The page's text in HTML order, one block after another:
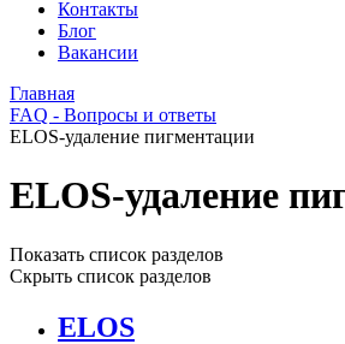
Контакты
Блог
Вакансии
Главная
FAQ - Вопросы и ответы
ELOS-удаление пигментации
ELOS-удаление
Показать список разделов
Скрыть список разделов
ELOS